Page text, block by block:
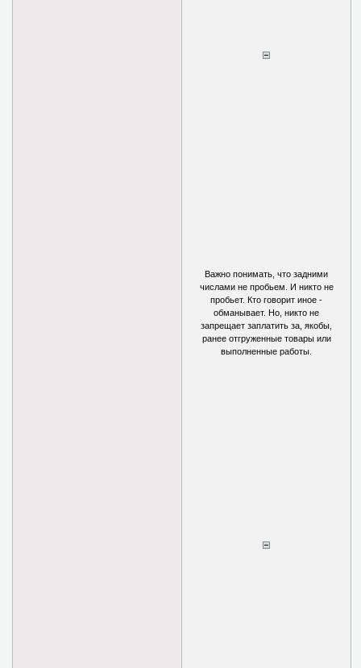
Важно понимать, что задними
числами не пробьем. И никто не
пробьет. Кто говорит иное -
обманывает. Но, никто не
запрещает заплатить за, якобы,
ранее отгруженные товары или
выполненные работы.